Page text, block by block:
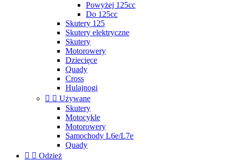
Powyżej 125cc
Do 125cc
Skutery 125
Skutery elektryczne
Skutery
Motorowery
Dziecięce
Quady
Cross
Hulajnogi
  Używane
Skutery
Motocykle
Motorowery
Samochody L6e/L7e
Quady
  Odzież